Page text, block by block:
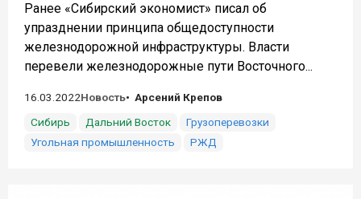
Ранее «Сибирский экономист» писал об
упразднении принципа общедоступности
железнодорожной инфраструктуры. Власти
перевели железнодорожные пути Восточного...
16.03.2022Новость
Арсений Крепов
Сибирь
Дальний Восток
Грузоперевозки
Угольная промышленность
РЖД